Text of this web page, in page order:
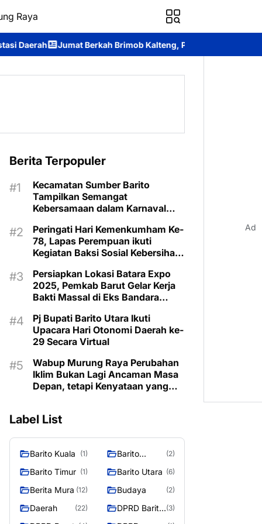
Raya
Brimob Kalteng, Personel Batalyon B Pelopor Berbagi
Berita Terpopuler
Kecamatan Sumber Barito
Tampilkan Semangat
Kebersamaan dalam Karnaval
Peringati Hari Kemenkumham Ke-
78, Lapas Perempuan ikuti
Kegiatan Baksi Sosial Kebersihan
Persiapkan Lokasi Batara Expo
2025, Pemkab Barut Gelar Kerja
Bakti Massal di Eks Bandara
Pj Bupati Barito Utara Ikuti
Upacara Hari Otonomi Daerah ke-
29 Secara Virtual
Wabup Murung Raya Perubahan
Iklim Bukan Lagi Ancaman Masa
Depan, tetapi Kenyataan yang
Label List
Barito Kuala (1)
Barito
(2)
Barito Timur (1) Barito Utara (6)
Berita Mura (12) Budaya (2)
Daerah (22)
DPRD Barito (3)
Ad